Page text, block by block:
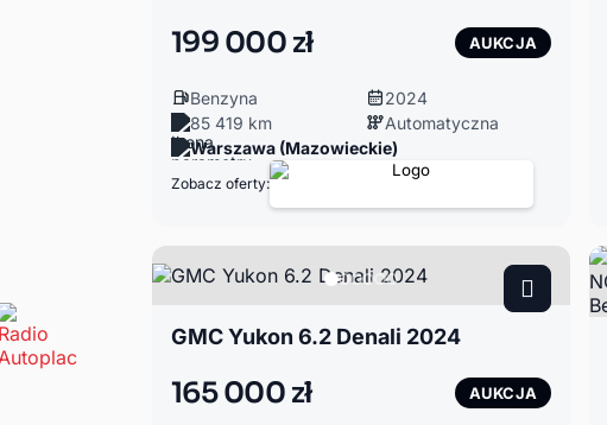
199 000 zł AUKCJA
Benzyna
2024
85 419 km
Automatyczna
Warszawa (Mazowieckie)
Zobacz oferty:
GMC Yukon 6.2 Denali 2024
165 000 zł AUKCJA